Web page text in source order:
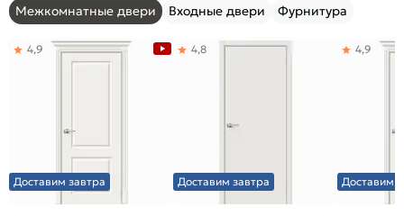
Межкомнатные двери Входные двери Фурнитура
Доставим завтра
4,9
Доставим завтра
4,8
Доставим
4,9